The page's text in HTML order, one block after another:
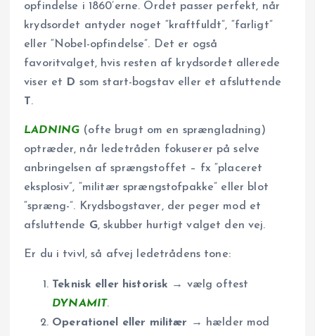
opfindelse i 1860’erne. Ordet passer perfekt, når
krydsordet antyder noget “kraftfuldt”, “farligt”
eller “Nobel-opfindelse”. Det er også
favoritvalget, hvis resten af krydsordet allerede
viser et
D som start-bogstav eller et afsluttende
T.
LADNING (ofte brugt om en sprængladning)
optræder, når ledetråden fokuserer på selve
anbringelsen af sprængstoffet – fx “placeret
eksplosiv”, “militær sprængstofpakke” eller blot
“spræng-”. Krydsbogstaver, der peger mod et
afsluttende G, skubber hurtigt valget den vej.
Er du i tvivl, så afvej ledetrådens tone:
Teknisk eller historisk → vælg oftest
DYNAMIT.
Operationel eller militær → hælder mod